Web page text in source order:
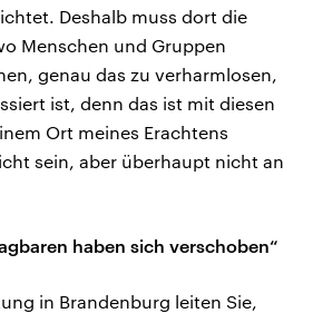
Deshalb muss dort die
Menschen und Gruppen
genau das zu verharmlosen,
ist, denn das ist mit diesen
Ort meines Erachtens
sein, aber überhaupt nicht an
haben sich verschoben“
in Brandenburg leiten Sie,